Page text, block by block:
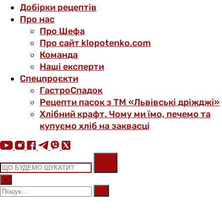
Добірки рецептів
Про нас
Про Шефа
Про сайт klopotenko.com
Команда
Наші експерти
Спецпроєкти
ГастроСпадок
Рецепти пасок з ТМ «Львівські дріжджі»
Хлібний крафт. Чому ми їмо, печемо та
купуємо хліб на заквасці
×